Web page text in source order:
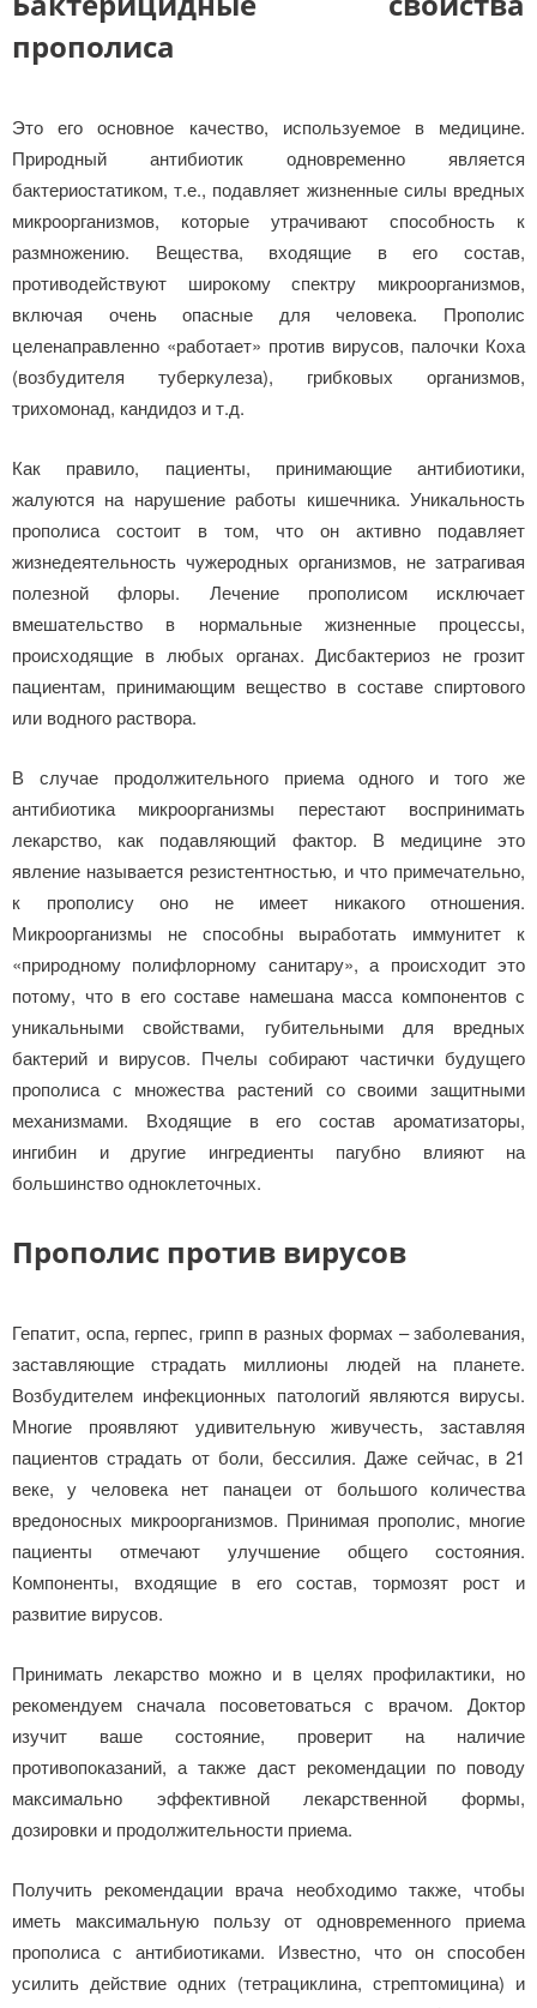
прополиса
Это его основное качество, используемое в медицине.
Природный антибиотик одновременно является
бактериостатиком, т.е., подавляет жизненные силы вредных
микроорганизмов, которые утрачивают способность к
размножению. Вещества, входящие в его состав,
противодействуют широкому спектру микроорганизмов,
включая очень опасные для человека. Прополис
целенаправленно «работает» против вирусов, палочки Коха
(возбудителя туберкулеза), грибковых организмов,
трихомонад, кандидоз и т.д.
Как правило, пациенты, принимающие антибиотики,
жалуются на нарушение работы кишечника. Уникальность
прополиса состоит в том, что он активно подавляет
жизнедеятельность чужеродных организмов, не затрагивая
полезной флоры. Лечение прополисом исключает
вмешательство в нормальные жизненные процессы,
происходящие в любых органах. Дисбактериоз не грозит
пациентам, принимающим вещество в составе спиртового
или водного раствора.
В случае продолжительного приема одного и того же
антибиотика микроорганизмы перестают воспринимать
лекарство, как подавляющий фактор. В медицине это
явление называется резистентностью, и что примечательно,
к прополису оно не имеет никакого отношения.
Микроорганизмы не способны выработать иммунитет к
«природному полифлорному санитару», а происходит это
потому, что в его составе намешана масса компонентов с
уникальными свойствами, губительными для вредных
бактерий и вирусов. Пчелы собирают частички будущего
прополиса с множества растений со своими защитными
механизмами. Входящие в его состав ароматизаторы,
ингибин и другие ингредиенты пагубно влияют на
большинство одноклеточных.
Прополис против вирусов
Гепатит, оспа, герпес, грипп в разных формах – заболевания,
заставляющие страдать миллионы людей на планете.
Возбудителем инфекционных патологий являются вирусы.
Многие проявляют удивительную живучесть, заставляя
пациентов страдать от боли, бессилия. Даже сейчас, в 21
веке, у человека нет панацеи от большого количества
вредоносных микроорганизмов. Принимая прополис, многие
пациенты отмечают улучшение общего состояния.
Компоненты, входящие в его состав, тормозят рост и
развитие вирусов.
Принимать лекарство можно и в целях профилактики, но
рекомендуем сначала посоветоваться с врачом. Доктор
изучит ваше состояние, проверит на наличие
противопоказаний, а также даст рекомендации по поводу
максимально эффективной лекарственной формы,
дозировки и продолжительности приема.
Получить рекомендации врача необходимо также, чтобы
иметь максимальную пользу от одновременного приема
прополиса с антибиотиками. Известно, что он способен
усилить действие одних (тетрациклина, стрептомицина) и